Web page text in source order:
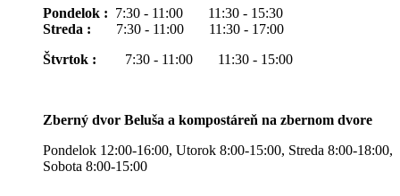
Pondelok : 7:30 - 11:00 11:30 - 15:30
Streda : 7:30 - 11:00 11:30 - 17:00
Štvrtok : 7:30 - 11:00 11:30 - 15:00
Zberný dvor Beluša a kompostáreň na zbernom dvore
Pondelok 12:00-16:00, Utorok 8:00-15:00, Streda 8:00-18:00,
Sobota 8:00-15:00